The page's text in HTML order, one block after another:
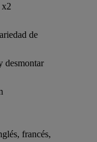
x2
de
desmontar
francés,